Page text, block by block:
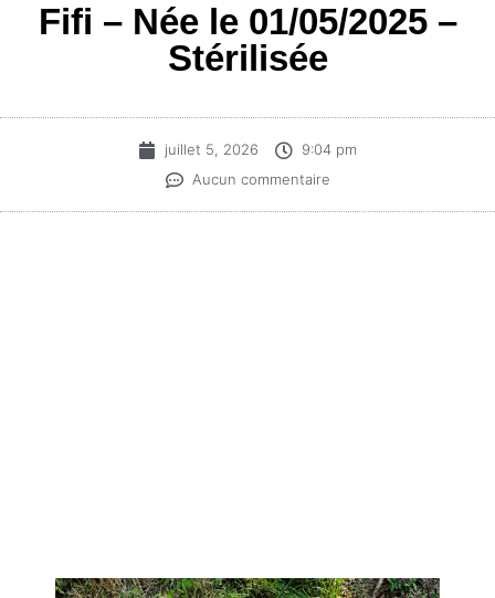
Fifi – Née le 01/05/2025 –
Stérilisée
juillet 5, 2026
9:04 pm
Aucun commentaire